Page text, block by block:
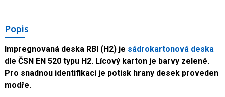
Popis
Impregnovaná deska RBI (H2) je sádrokartonová deska
dle ČSN EN 520 typu H2. Lícový karton je barvy zelené.
Pro snadnou identifikaci je potisk hrany desek proveden
modře.